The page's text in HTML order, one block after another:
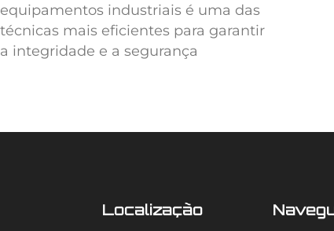
equipamentos industriais é uma das
técnicas mais eficientes para garantir
a integridade e a segurança
Localização